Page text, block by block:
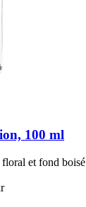
100 ml
et fond boisé